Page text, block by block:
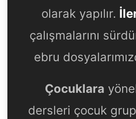
olarak yapılır.
çalışmalarını
ebru
Çocuklara
dersleri çocuk